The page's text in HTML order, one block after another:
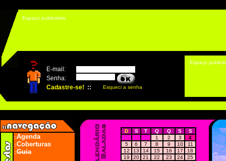
Espaço publicitário
Espaço
::Agenda
::Coberturas
::Guia
D S T Q Q S
S
1
2 3
4
5
6 7 8 9 10
11
12
13 14 15 16 17
18
19
20 21 22 23 24
25